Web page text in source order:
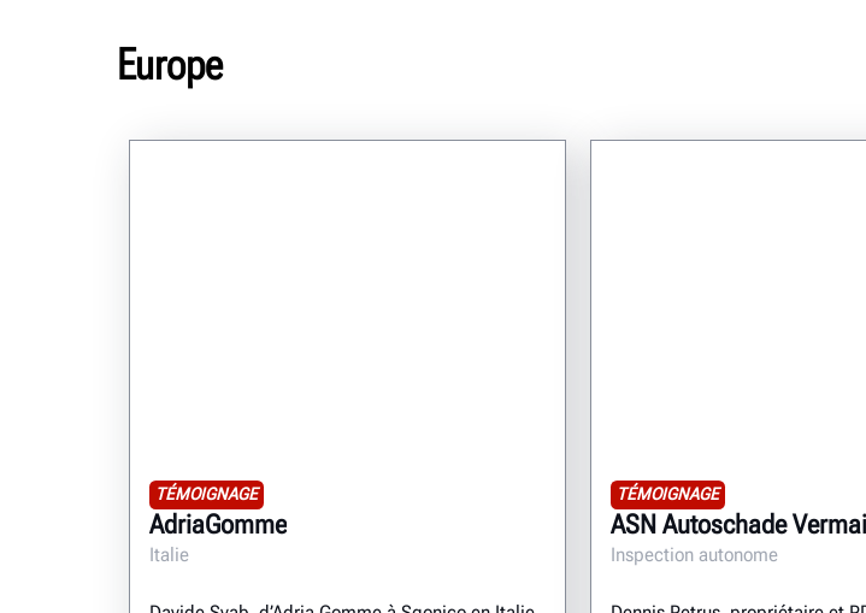
Europe
TÉMOIGNAGE
AdriaGomme
Italie
TÉMOIGNAGE
ASN Autoschade
Inspection autonome